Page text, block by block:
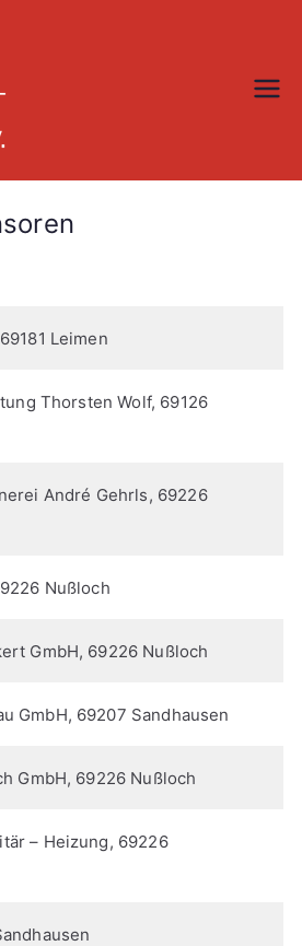
Leimen
Thorsten Wolf, 69126
André Gehrls, 69226
Nußloch
GmbH, 69226 Nußloch
GmbH, 69207 Sandhausen
GmbH, 69226 Nußloch
– Heizung, 69226